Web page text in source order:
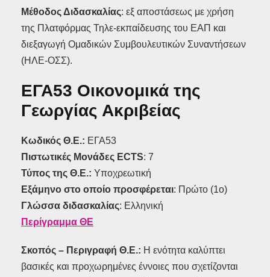
Μέθοδος Διδασκαλίας: εξ αποστάσεως με χρήση
της Πλατφόρμας Τηλε-εκπαίδευσης του ΕΑΠ και
διεξαγωγή Ομαδικών Συμβουλευτικών Συναντήσεων
(ΗΛΕ-ΟΣΣ).
ΕΓΑ53 Οικονομικά της
Γεωργίας Ακριβείας
Κωδικός Θ.Ε.: ΕΓΑ53
Πιστωτικές Μονάδες ECTS: 7
Τύπος της Θ.Ε.: Υποχρεωτική
Εξάμηνο στο οποίο προσφέρεται: Πρώτο (1ο)
Γλώσσα διδασκαλίας: Ελληνική
Περίγραμμα ΘΕ
Σκοπός – Περιγραφή Θ.Ε.: Η ενότητα καλύπτει
βασικές και προχωρημένες έννοιες που σχετίζονται